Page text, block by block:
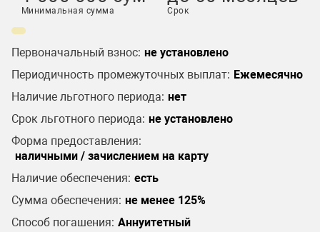
Минимальная сумма Срок
Первоначальный взнос: не установлено
Периодичность промежуточных выплат: Ежемесячно
Наличие льготного периода: нет
Срок льготного периода: не установлено
Форма предоставления:
наличными / зачислением на карту
Наличие обеспечения: есть
Сумма обеспечения: не менее 125%
Способ погашения: Аннуитетный